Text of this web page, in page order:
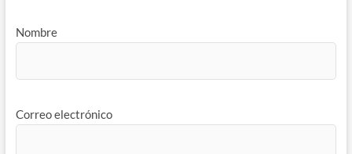
Nombre
Correo electrónico